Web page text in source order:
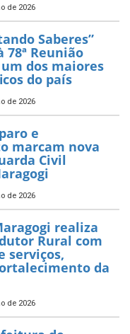
de 2026
Saberes”
78ª Reunião
um dos maiores
do país
de 2026
e
marcam nova
Civil
de 2026
realiza
Rural com
serviços,
da
de 2026